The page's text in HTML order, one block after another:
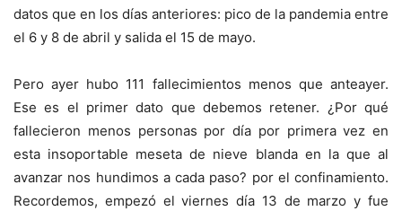
datos que en los días anteriores: pico de la pandemia entre
el 6 y 8 de abril y salida el 15 de mayo.
Pero ayer hubo 111 fallecimientos menos que anteayer.
Ese es el primer dato que debemos retener. ¿Por qué
fallecieron menos personas por día por primera vez en
esta insoportable meseta de nieve blanda en la que al
avanzar nos hundimos a cada paso? por el confinamiento.
Recordemos, empezó el viernes día 13 de marzo y fue